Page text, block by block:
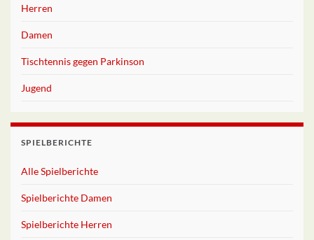
Herren
Damen
Tischtennis gegen Parkinson
Jugend
SPIELBERICHTE
Alle Spielberichte
Spielberichte Damen
Spielberichte Herren